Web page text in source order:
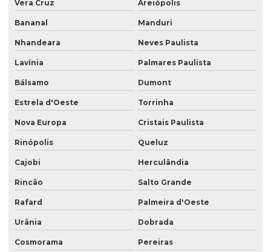
Vera Cruz Areiópolis
Bananal Manduri
Nhandeara Neves Paulista
Lavínia Palmares Paulista
Bálsamo Dumont
Estrela d'Oeste Torrinha
Nova Europa Cristais Paulista
Rinópolis Queluz
Cajobi Herculândia
Rincão Salto Grande
Rafard Palmeira d'Oeste
Urânia Dobrada
Cosmorama Pereiras